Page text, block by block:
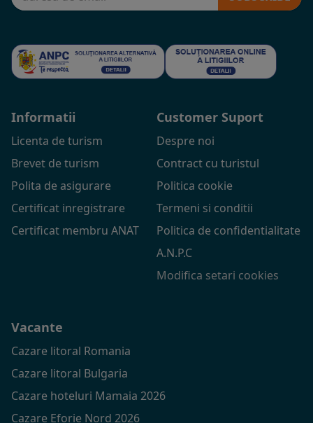
Informatii
Licenta de turism
Brevet de turism
Polita de asigurare
Certificat inregistrare
Certificat membru ANAT
Customer Suport
Despre noi
Contract cu turistul
Politica cookie
Termeni si conditii
Politica de confidentialitate
A.N.P.C
Modifica setari cookies
Vacante
Cazare litoral Romania
Cazare litoral Bulgaria
Cazare hoteluri Mamaia 2026
Cazare Eforie Nord 2026